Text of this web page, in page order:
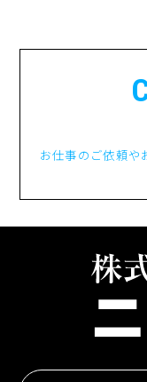
お仕事のご依頼や